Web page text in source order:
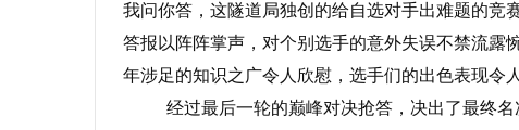
我问你答，这隧道局独创的给自选对手出难题的竞
答报以阵阵掌声，对个别选手的意外失误不禁流露
年涉足的知识之广令人欣慰，选手们的出色表现令
经过最后一轮的巅峰对决抢答，决出了最终